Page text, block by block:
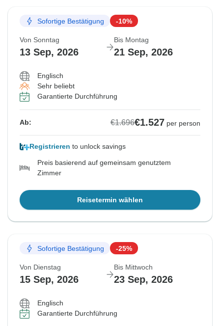
Sofortige Bestätigung -10%
Von Sonntag
13 Sep, 2026
Bis Montag
21 Sep, 2026
Englisch
Sehr beliebt
Garantierte Durchführung
Ab: €1.696€1.527 per person
Registrieren to unlock savings
Preis basierend auf gemeinsam genutztem
Zimmer
Reisetermin wählen
Sofortige Bestätigung -25%
Von Dienstag
15 Sep, 2026
Bis Mittwoch
23 Sep, 2026
Englisch
Garantierte Durchführung